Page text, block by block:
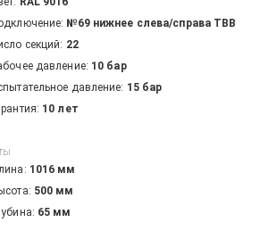
№69 нижнее слева/справа ТВВ
секций: 22
давление: 10 бар
давление: 15 бар
10 лет
1016 мм
500 мм
65 мм